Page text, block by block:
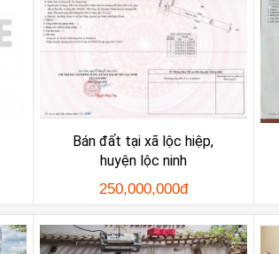
Bán đất tại xã lộc hiệp,
huyện lộc ninh
250,000,000đ